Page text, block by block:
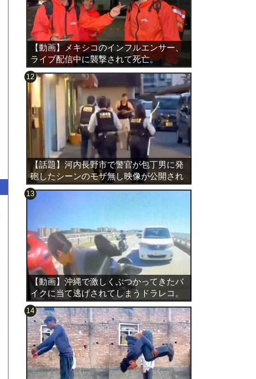
【動画】メキシコのインフルエンサー、
ライブ配信中に襲撃されて死亡。
【話題】河内長野市で警官が包丁男に発
砲したシーンのモザ無し映像が公開され
る。
【動画】沖縄で激しくぶつかってきたバ
イクに当て逃げされてしまうドラレコ。